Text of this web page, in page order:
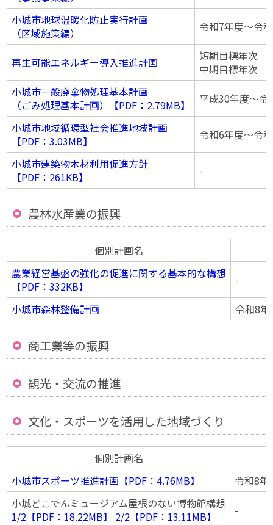
小城市地球温暖化防止実行計画
（区域施策編）
令和7年度〜令
再生可能エネルギー導入推進計画
短期目標年次
中期目標年次
小城市一般廃棄物処理基本計画
（ごみ処理基本計画）【PDF：2.79MB】
平成30年度〜令
小城市地域循環型社会推進地域計画
【PDF：3.03MB】
令和6年度〜令
小城市建築物木材利用促進方針
【PDF：261KB】
-
農林水産業の振興
個別計画名
農業経営基盤の強化の促進に関する基本的な構想
【PDF：332KB】
-
小城市森林整備計画
令和8
商工業等の振興
観光・交流の推進
文化・スポーツを活用した地域づくり
個別計画名
小城市スポーツ推進計画【PDF：4.76MB】
令和8年
小城どこでんミュージアム屋根のない博物館構想
1/2【PDF：18.22MB】 2/2【PDF：13.11MB】 -